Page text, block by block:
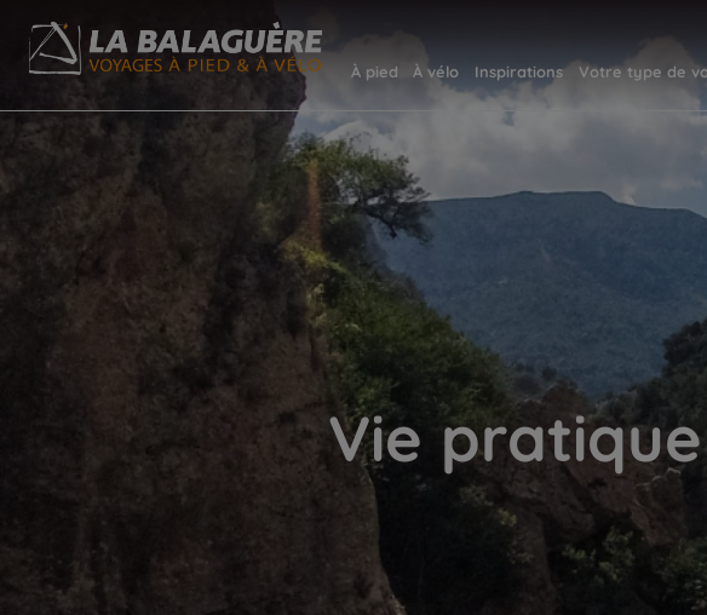
À pied À vélo Inspirations Votre type de
Vie